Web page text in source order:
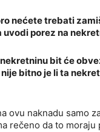
nećete trebati
porez na
bit će
bitno je li ta
ovu naknadu samo
rečeno da to moraju